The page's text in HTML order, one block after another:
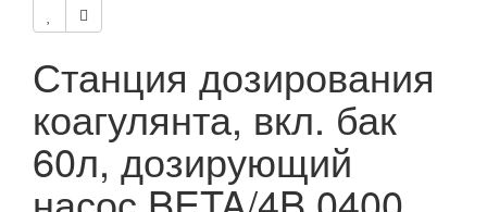
Станция дозирования
коагулянта, вкл. бак
60л, дозирующий